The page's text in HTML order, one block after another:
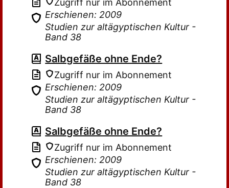
Zugriff nur im Abonnement
Erschienen: 2009
Studien zur altägyptischen Kultur -
Band 38
Salbgefäße ohne Ende?
Zugriff nur im Abonnement
Erschienen: 2009
Studien zur altägyptischen Kultur -
Band 38
Salbgefäße ohne Ende?
Zugriff nur im Abonnement
Erschienen: 2009
Studien zur altägyptischen Kultur -
Band 38